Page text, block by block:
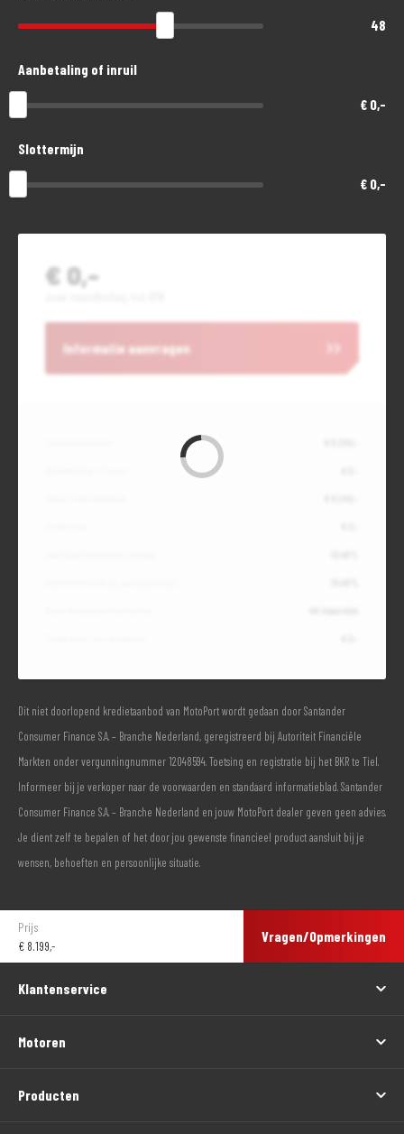
48
Aanbetaling of inruil
€ 0,-
Slottermijn
€ 0,-
€ 0,-
Informatie aanvragen
Dit niet doorlopend kredietaanbod van MotoPort wordt gedaan door Santander
Consumer Finance S.A. – Branche Nederland, geregistreerd bij Autoriteit Financiële
Markten onder vergunningnummer 12048594. Toetsing en registratie bij het BKR te Tiel.
Informeer bij je verkoper naar de voorwaarden en standaard informatieblad. Santander
Consumer Finance S.A. – Branche Nederland en jouw MotoPort dealer geven geen advies.
Je dient zelf te bepalen of het door jou gewenste financieel product aansluit bij je
wensen, behoeften en persoonlijke situatie.
Prijs
€ 8.199,-
Vragen/Opmerkingen
Klantenservice
Motoren
Producten